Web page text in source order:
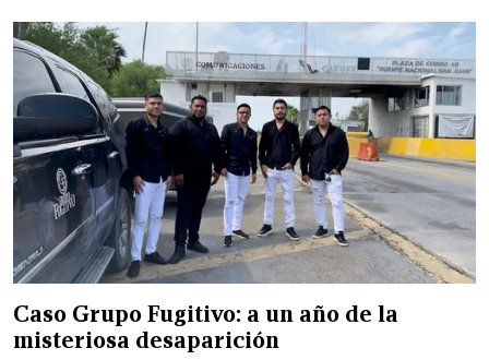
Caso Grupo Fugitivo: a un año de la
misteriosa desaparición